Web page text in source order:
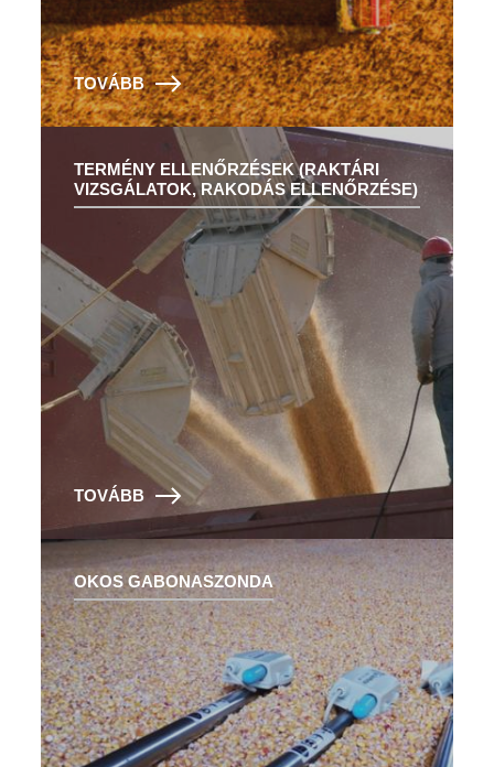
TOVÁBB
TERMÉNY ELLENŐRZÉSEK (RAKTÁRI
VIZSGÁLATOK, RAKODÁS ELLENŐRZÉSE)
TOVÁBB
OKOS GABONASZONDA